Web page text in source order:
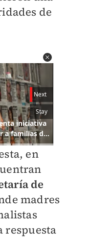
de
en
de
madres
respuesta